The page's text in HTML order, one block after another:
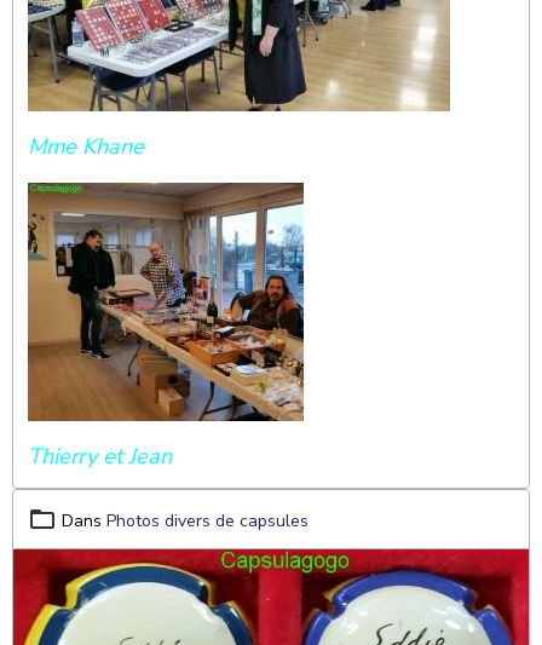
Mme Khane
Thierry et Jean
Dans Photos divers de capsules